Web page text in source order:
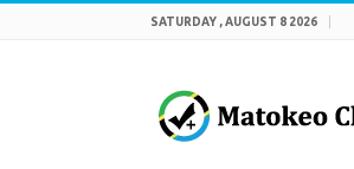
SATURDAY , AUGUST 8 2026